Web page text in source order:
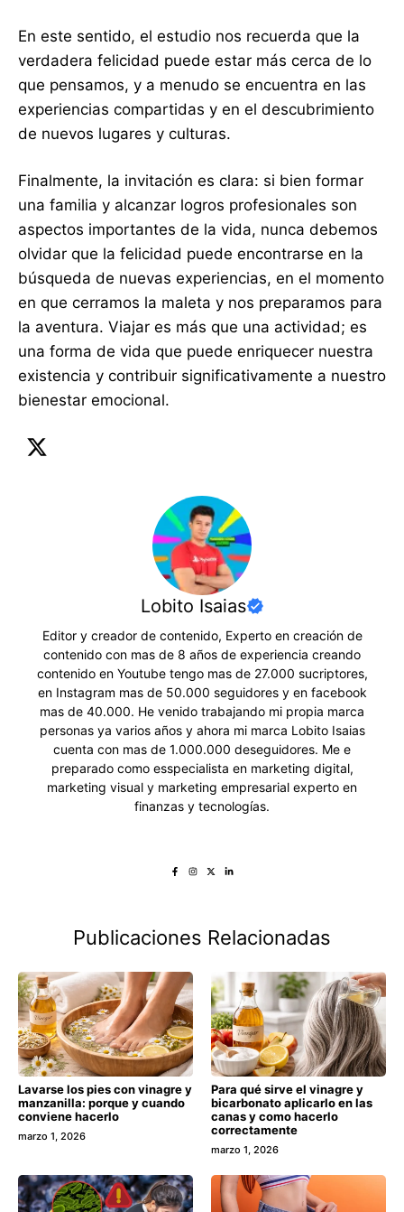
En este sentido, el estudio nos recuerda que la
verdadera felicidad puede estar más cerca de lo
que pensamos, y a menudo se encuentra en las
experiencias compartidas y en el descubrimiento
de nuevos lugares y culturas.
Finalmente, la invitación es clara: si bien formar
una familia y alcanzar logros profesionales son
aspectos importantes de la vida, nunca debemos
olvidar que la felicidad puede encontrarse en la
búsqueda de nuevas experiencias, en el momento
en que cerramos la maleta y nos preparamos para
la aventura. Viajar es más que una actividad; es
una forma de vida que puede enriquecer nuestra
existencia y contribuir significativamente a nuestro
bienestar emocional.
Lobito Isaias
Editor y creador de contenido, Experto en creación de
contenido con mas de 8 años de experiencia creando
contenido en Youtube tengo mas de 27.000 sucriptores,
en Instagram mas de 50.000 seguidores y en facebook
mas de 40.000. He venido trabajando mi propia marca
personas ya varios años y ahora mi marca Lobito Isaias
cuenta con mas de 1.000.000 deseguidores. Me e
preparado como esspecialista en marketing digital,
marketing visual y marketing empresarial experto en
finanzas y tecnologías.
Publicaciones Relacionadas
Lavarse los pies con vinagre y
manzanilla: porque y cuando
conviene hacerlo
marzo 1, 2026
Para qué sirve el vinagre y
bicarbonato aplicarlo en las
canas y como hacerlo
correctamente
marzo 1, 2026